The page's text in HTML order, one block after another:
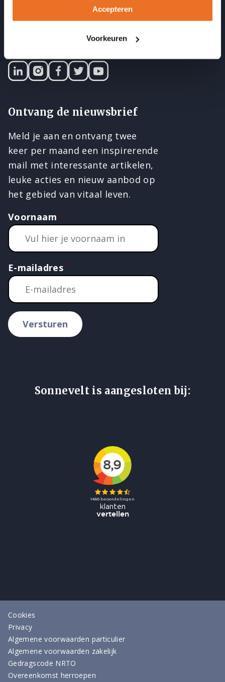
Accepteren
Voorkeuren
Blijf op de hoogte
LinkedINInstagram
Facebook
TwitterYouTube
Ontvang de nieuwsbrief
Meld je aan en ontvang twee
keer per maand een inspirerende
mail met interessante artikelen,
leuke acties en nieuw aanbod op
het gebied van vitaal leven.
Voornaam
E-mailadres
Versturen
Sonnevelt is aangesloten bij:
Cookies
Privacy
Algemene voorwaarden particulier
Algemene voorwaarden zakelijk
Gedragscode NRTO
Overeenkomst herroepen